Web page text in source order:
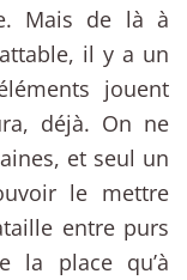
Mais de là à
il y a un
jouent
déjà. On ne
et seul un
le mettre
entre purs
la place qu’à